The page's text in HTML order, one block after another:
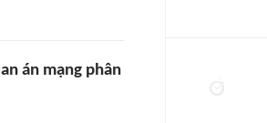
án mạng phân